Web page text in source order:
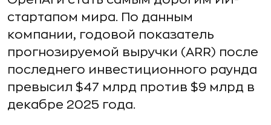
стартапом мира. По данным
компании, годовой показатель
прогнозируемой выручки (ARR) после
последнего инвестиционного раунда
превысил $47 млрд против $9 млрд в
декабре 2025 года.